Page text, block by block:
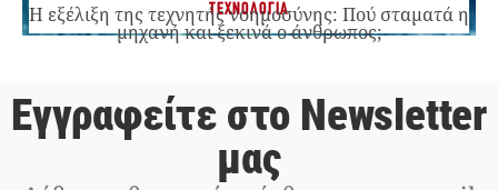
ΤΕΧΝΟΛΟΓΙΑ
Η εξέλιξη της τεχνητής νοημοσύνης: Πού σταματά η
μηχανή και ξεκινά ο άνθρωπος;
Εγγραφείτε στο Newsletter
μας